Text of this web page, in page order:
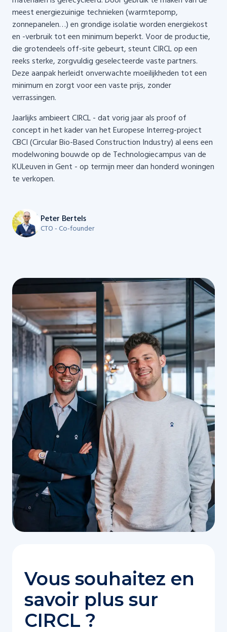
meest energiezuinige technieken (warmtepomp,
zonnepanelen…) en grondige isolatie worden energiekost
en -verbruik tot een minimum beperkt. Voor de productie,
die grotendeels off-site gebeurt, steunt CIRCL op een
reeks sterke, zorgvuldig geselecteerde vaste partners.
Deze aanpak herleidt onverwachte moeilijkheden tot een
minimum en zorgt voor een vaste prijs, zonder
verrassingen.
Jaarlijks ambieert CIRCL - dat vorig jaar als proof of
concept in het kader van het Europese Interreg-project
CBCI (Circular Bio-Based Construction Industry) al eens een
modelwoning bouwde op de Technologiecampus van de
KULeuven in Gent - op termijn meer dan honderd woningen
te verkopen.
Peter Bertels
CTO - Co-founder
Vous souhaitez en
savoir plus sur
CIRCL ?